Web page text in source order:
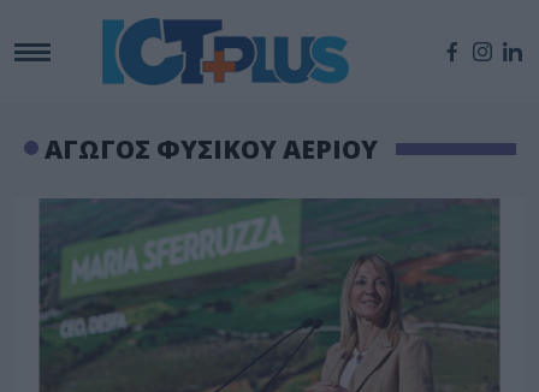
ΑΓΩΓΟΣ ΦΥΣΙΚΟΥ ΑΕΡΙΟΥ